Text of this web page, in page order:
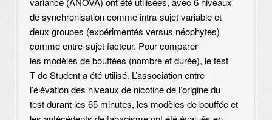
de synchronisation comme intra-sujet variable et
deux groupes (expérimentés versus néophytes)
comme entre-sujet facteur. Pour comparer
les modèles de bouffées (nombre et durée), le test
T de Student a été utilisé. L’association entre
l’élévation des niveaux de nicotine de l’origine du
test durant les 65 minutes, les modèles de bouffée et